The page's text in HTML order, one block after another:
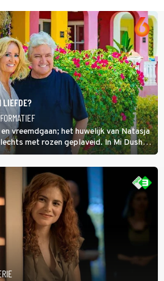
LIEFDE?
vreemdgaan; het huwelijk van Natasja
met rozen geplaveid. In Mi Dushi:
Genee het showbizzkoppel mee
te hebben.